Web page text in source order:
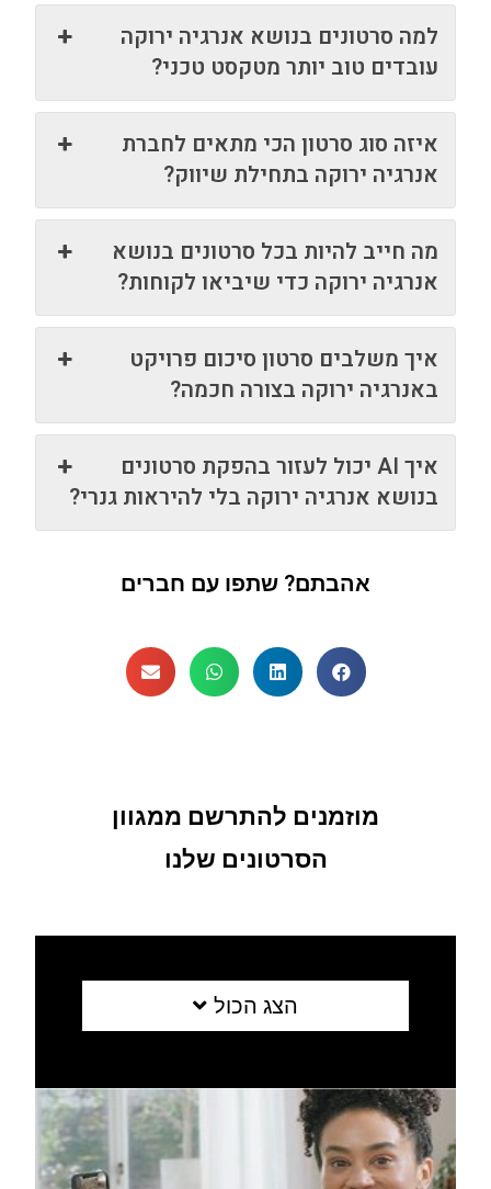
למה סרטונים בנושא אנרגיה ירוקה
עובדים טוב יותר מטקסט טכני?
איזה סוג סרטון הכי מתאים לחברת
אנרגיה ירוקה בתחילת שיווק?
מה חייב להיות בכל סרטונים בנושא
אנרגיה ירוקה כדי שיביאו לקוחות?
איך משלבים סרטון סיכום פרויקט
באנרגיה ירוקה בצורה חכמה?
איך AI יכול לעזור בהפקת סרטונים
בנושא אנרגיה ירוקה בלי להיראות גנרי?
אהבתם? שתפו עם חברים
מוזמנים להתרשם ממגוון
הסרטונים שלנו
הצג הכול